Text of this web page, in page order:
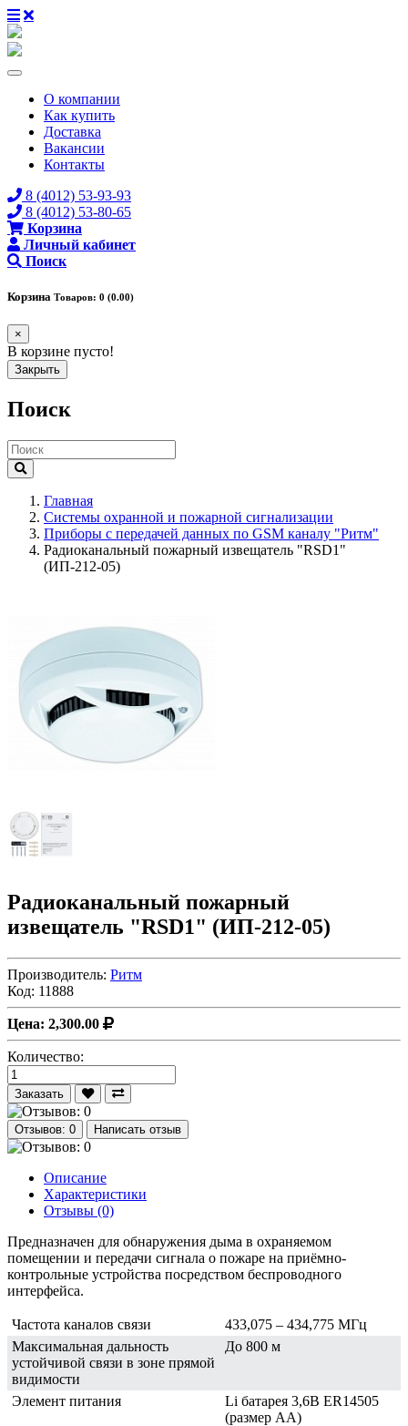
О компании
Как купить
Доставка
Вакансии
Контакты
8 (4012) 53-93-93
8 (4012) 53-80-65
Корзина
Личный кабинет
Поиск
Корзина Товаров: 0 (0.00)
×
В корзине пусто!
Закрыть
Поиск
Главная
Системы охранной и пожарной сигнализации
Приборы с передачей данных по GSM каналу "Ритм"
Радиоканальный пожарный извещатель "RSD1"
(ИП-212-05)
Радиоканальный пожарный
извещатель "RSD1" (ИП-212-05)
Производитель: Ритм
Код: 11888
Цена: 2,300.00
Количество:
Заказать
Отзывов: 0 Написать отзыв
Описание
Характеристики
Отзывы (0)
Предназначен для обнаружения дыма в охраняемом
помещении и передачи сигнала о пожаре на приёмно-
контрольные устройства посредством беспроводного
интерфейса.
Частота каналов связи
433,075 – 434,775 МГц
Максимальная дальность
устойчивой связи в зоне прямой
видимости
До 800 м
Элемент питания
Li батарея 3,6В ER14505
(размер AA)